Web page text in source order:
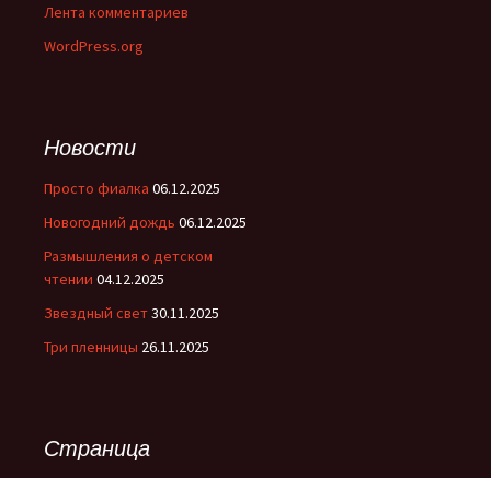
Лента комментариев
WordPress.org
Новости
Просто фиалка 06.12.2025
Новогодний дождь 06.12.2025
Размышления о детском
чтении 04.12.2025
Звездный свет30.11.2025
Три пленницы 26.11.2025
Страница